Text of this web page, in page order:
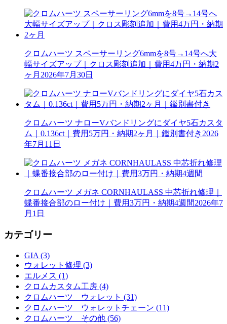
クロムハーツ スペーサーリング6mmを8号→14号へ大
幅サイズアップ｜クロス彫刻追加｜費用4万円・納期2
ヶ月 2026年7月30日
クロムハーツ ナローVバンドリングにダイヤ5石カスタ
ム｜0.136ct｜費用5万円・納期2ヶ月｜鑑別書付き 2026
年7月11日
クロムハーツ メガネ CORNHAULASS 中芯折れ修理｜
蝶番接合部のロー付け｜費用3万円・納期4週間2026年7
月1日
カテゴリー
GIA (3)
ウォレット修理 (3)
エルメス (1)
クロムカスタム工房 (4)
クロムハーツ ウォレット (31)
クロムハーツ ウォレットチェーン (11)
クロムハーツ その他 (56)